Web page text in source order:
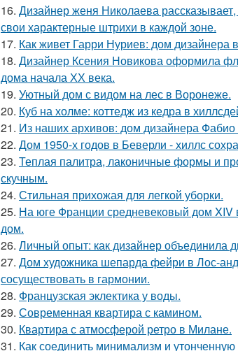
16. Дизайнер женя Николаева
свои характерные штрихи в каждой зоне.
17. Как живет Гарри Нуриев: дом дизайнера
18. Дизайнер Ксения Новикова оформила
дома начала ХХ века.
19. Уютный дом с видом на лес в Воронеже.
20. Куб на холме: коттедж из кедра в
21. Из наших архивов: дом дизайнера
22. Дом 1950-х годов в Беверли - хиллс
23. Теплая палитра, лаконичные формы и
скучным.
24. Стильная прихожая для легкой уборки.
25. На юге Франции средневековый дом XIV
дом.
26. Личный опыт: как дизайнер объединила
27. Дом художника шепарда фейри в Лос-
сосуществовать в гармонии.
28. Французская эклектика у воды.
29. Современная квартира с камином.
30. Квартира с атмосферой ретро в Милане.
31. Как соединить минимализм и